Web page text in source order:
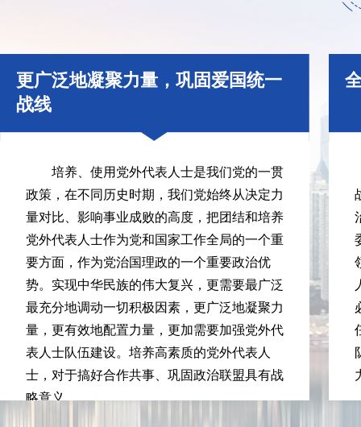
更广泛地凝聚力量，巩固爱国统一
战线
培养、使用党外代表人士是我们党的一贯
政策，在不同历史时期，我们党始终从决定力
量对比、影响事业成败的高度，把团结和培养
党外代表人士作为党和国家工作全局的一个重
要方面，作为党治国理政的一个重要政治优
势。实现中华民族的伟大复兴，更需要最广泛
最充分地调动一切积极因素，更广泛地凝聚力
量，更有效地配置力量，更加需要加强党外代
表人士队伍建设。培养高素质的党外代表人
士，对于搞好合作共事、巩固政治联盟具有战
略意义。